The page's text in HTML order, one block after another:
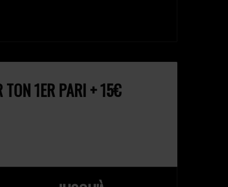
1ER PARI + 15€